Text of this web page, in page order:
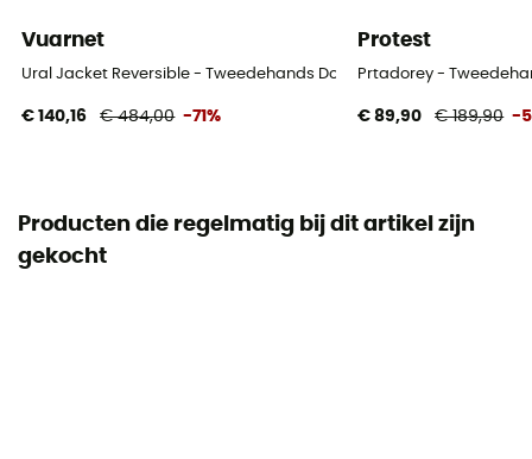
Vuarnet
Ural Jacket Reversible - Tweedehands Donsjack - Dames -
€ 140,16 € 484,00 -71%
Protest
Prtadorey -
€ 89,90 € 189,90 -
Producten die regelmatig bij dit artikel zijn
gekocht